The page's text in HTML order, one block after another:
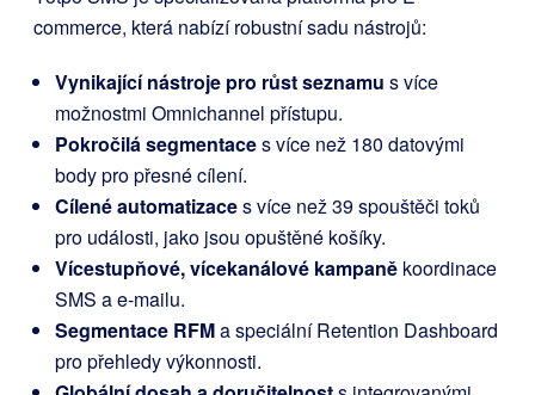
commerce, která nabízí robustní sadu nástrojů:
Vynikající nástroje pro růst seznamu s více
možnostmi Omnichannel přístupu.
Pokročilá segmentaces více než 180 datovými
body pro přesné cílení.
Cílené automatizaces více než 39 spouštěči toků
pro události, jako jsou opuštěné košíky.
Vícestupňové, vícekanálové kampaně koordinace
SMS a e-mailu.
Segmentace RFMa speciální Retention Dashboard
pro přehledy výkonnosti.